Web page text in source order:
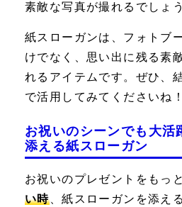
素敵な写真が撮れるでしょう
紙スローガンは、フォトブ
けでなく、思い出に残る素
れるアイテムです。ぜひ、
で活用してみてくださいね！
お祝いのシーンでも大活
添える紙スローガン
お祝いのプレゼントをもっ
い時、紙スローガンを添え